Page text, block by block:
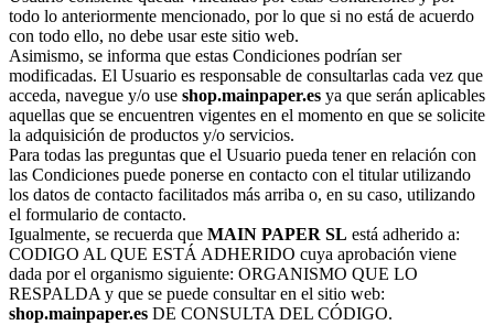
todo lo anteriormente mencionado, por lo que si no está de acuerdo
con todo ello, no debe usar este sitio web.
Asimismo, se informa que estas Condiciones podrían ser
modificadas. El Usuario es responsable de consultarlas cada vez que
acceda, navegue y/o use shop.mainpaper.es ya que serán aplicables
aquellas que se encuentren vigentes en el momento en que se solicite
la adquisición de productos y/o servicios.
Para todas las preguntas que el Usuario pueda tener en relación con
las Condiciones puede ponerse en contacto con el titular utilizando
los datos de contacto facilitados más arriba o, en su caso, utilizando
el formulario de contacto.
Igualmente, se recuerda que MAIN PAPER SL está adherido a:
CODIGO AL QUE ESTÁ ADHERIDO cuya aprobación viene
dada por el organismo siguiente: ORGANISMO QUE LO
RESPALDA y que se puede consultar en el sitio web:
shop.mainpaper.es DE CONSULTA DEL CÓDIGO.